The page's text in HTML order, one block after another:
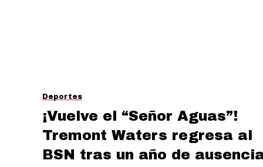
Deportes
¡Vuelve el “Señor Aguas”!
Tremont Waters regresa al
BSN tras un año de